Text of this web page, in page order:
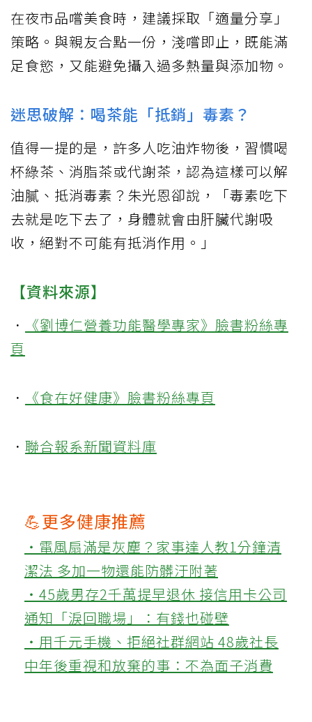
在夜市品嚐美食時，建議採取「適量分享」
策略。與親友合點一份，淺嚐即止，既能滿
足食慾，又能避免攝入過多熱量與添加物。
迷思破解：喝茶能「抵銷」毒素？
值得一提的是，許多人吃油炸物後，習慣喝
杯綠茶、消脂茶或代謝茶，認為這樣可以解
油膩、抵消毒素？朱光恩卻說，「毒素吃下
去就是吃下去了，身體就會由肝臟代謝吸
收，絕對不可能有抵消作用。」
【資料來源】
．
《劉博仁營養功能醫學專家》臉書粉絲專
頁
． 《食在好健康》臉書粉絲專頁
． 聯合報系新聞資料庫
💪更多健康推薦
‧電風扇滿是灰塵？家事達人教1分鐘清
潔法 多加一物還能防髒汙附著
‧45歲男存2千萬提早退休 接信用卡公司
通知「淚回職場」：有錢也碰壁
‧用千元手機、拒絕社群網站 48歲社長
中年後重視和放棄的事：不為面子消費